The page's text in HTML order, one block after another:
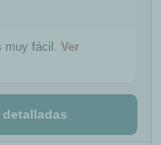
muy fácil. Ver